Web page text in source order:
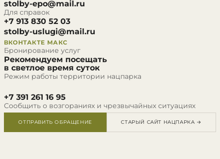
stolby-epo@mail.ru
Для справок
+7 913 830 52 03
stolby-uslugi@mail.ru
ВКОНТАКТЕ МАКС
Бронирование услуг
Рекомендуем посещать
в светлое время суток
Режим работы территории нацпарка
+7 391 261 16 95
Сообщить о возгораниях и чрезвычайных ситуациях
ОТПРАВИТЬ ОБРАЩЕНИЕ СТАРЫЙ САЙТ НАЦПАРКА →